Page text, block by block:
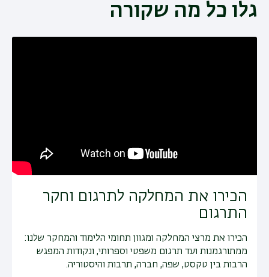
גלו כל מה שקורה
הכירו את המחלקה לתרגום וחקר
התרגום
הכירו את מרצי המחלקה ומגוון תחומי הלימוד והמחקר שלנו:
ממתורגמנות ועד תרגום משפטי וספרותי, ונקודות המפגש
הרבות בין טקסט, שפה, חברה, תרבות והיסטוריה.